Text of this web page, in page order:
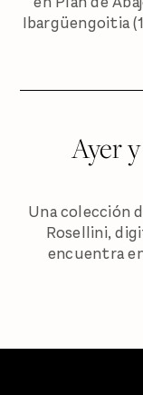
Ibargüengoitia
Ayer
Una colección
Rosellini,
encuentra